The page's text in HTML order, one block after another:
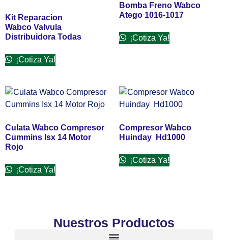
Kit Reparacion
Wabco Valvula
Distribuidora Todas
¡Cotiza Ya!
Bomba Freno Wabco
Atego 1016-1017
¡Cotiza Ya!
Culata Wabco Compresor
Cummins Isx 14 Motor
Rojo
¡Cotiza Ya!
Compresor Wabco
Huinday Hd1000
¡Cotiza Ya!
Nuestros Productos